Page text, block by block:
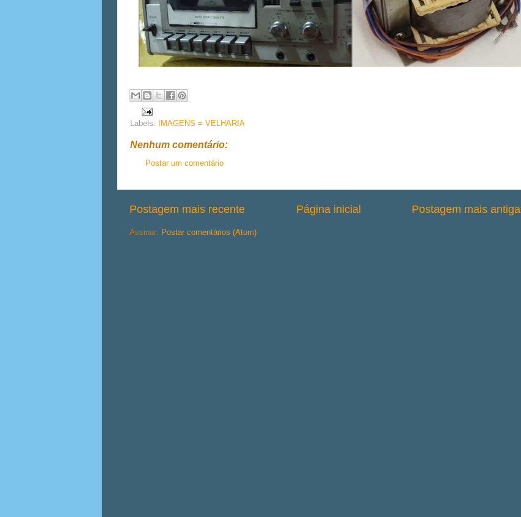
Labels: IMAGENS = VELHARIA
Nenhum comentário:
Postar um comentário
Postagem mais recente Postagem mais antiga
Página inicial
Assinar: Postar comentários (Atom)